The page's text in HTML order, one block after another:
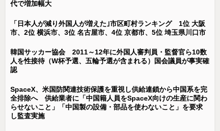
代で増加幅大
「日本人が減り外国人が増えた｣市区町村ランキング 1位 大阪
市、2位 横浜市、3位 名古屋市、4位 京都市、5位 埼玉県川口市
韓国サッカー協会 2011～12年に外国人審判員・監督官ら10数
人を性接待（W杯予選、五輪予選が含まれる）国会議員が事実確
認
SpaceX、米国防関連技術保護を重視し供給連鎖から中国系を完
全排除へ 供給業者に「中国籍人員をSpaceX向けの生産に関わ
らせないこと」「中国製の設備・部品を使わないこと」を要求
し監査実施